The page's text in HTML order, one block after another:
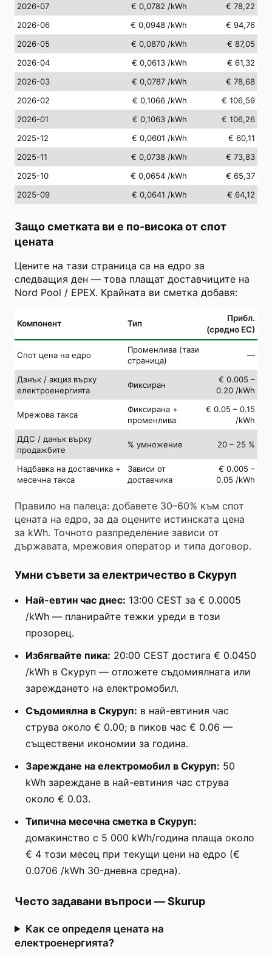
2026-07
€ 0,0782 /kWh
€ 78,22
2026-06
€ 0,0948 /kWh
€ 94,76
2026-05
€ 0,0870 /kWh
€ 87,05
2026-04
€ 0,0613 /kWh
€ 61,32
2026-03
€ 0,0787 /kWh
€ 78,68
2026-02
€ 0,1066 /kWh
€ 106,59
2026-01
€ 0,1063 /kWh
€ 106,26
2025-12
€ 0,0601 /kWh
€ 60,11
2025-11
€ 0,0738 /kWh
€ 73,83
2025-10
€ 0,0654 /kWh
€ 65,37
2025-09
€ 0,0641 /kWh € 64,12
Защо сметката ви е по-висока от спот
цената
Цените на тази страница са на едро за
следващия ден — това плащат доставчиците на
Nord Pool / EPEX. Крайната ви сметка добавя:
Компонент Тип
Прибл.
(средно ЕС)
Спот цена на едро
Променлива (тази
страница)
—
Данък / акциз върху
електроенергията
Фиксиран
€ 0.005 –
0.20 /kWh
Мрежова такса
Фиксирана +
променлива
€ 0.05 – 0.15
/kWh
ДДС / данък върху
продажбите
% умножение 20 – 25 %
Надбавка на доставчика +
месечна такса
Зависи от
доставчика
€ 0.005 –
0.05 /kWh
Правило на палеца: добавете 30–60% към спот
цената на едро, за да оцените истинската цена
за kWh. Точното разпределение зависи от
държавата, мрежовия оператор и типа договор.
Умни съвети за електричество в Скуруп
Най-евтин час днес: 13:00 CEST за € 0.0005
/kWh — планирайте тежки уреди в този
прозорец.
Избягвайте пика: 20:00 CEST достига € 0.0450
/kWh в Скуруп — отложете съдомиялната или
зареждането на електромобил.
Съдомиялна в Скуруп: в най-евтиния час
струва около € 0.00; в пиков час € 0.06 —
съществени икономии за година.
Зареждане на електромобил в Скуруп: 50
kWh зареждане в най-евтиния час струва
около € 0.03.
Типична месечна сметка в Скуруп:
домакинство с 5 000 kWh/година плаща около
€ 4 този месец при текущи цени на едро (€
0.0706 /kWh 30-дневна средна).
Често задавани въпроси —Skurup
Как се определя цената на
електроенергията?